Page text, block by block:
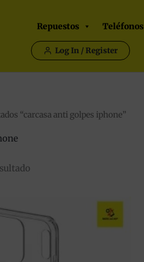
Repuestos Teléfonos
Log In / Register
“carcasa anti golpes iphone”
producto